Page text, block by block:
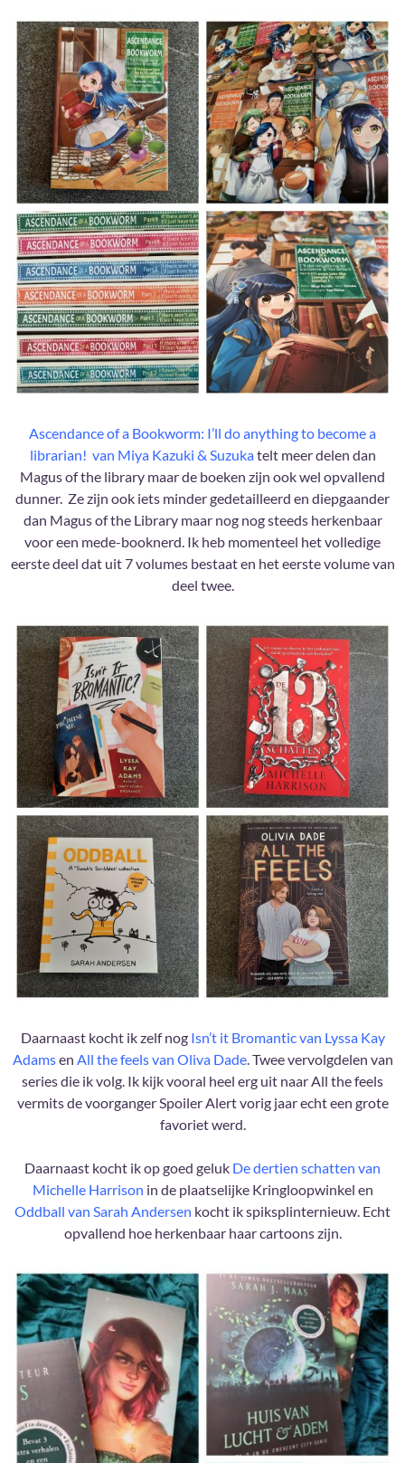
Ascendance of a Bookworm: I’ll do anything to become a
librarian! van Miya Kazuki & Suzukatelt meer delen dan
Magus of the library maar de boeken zijn ook wel opvallend
dunner. Ze zijn ook iets minder gedetailleerd en diepgaander
dan Magus of the Library maar nog nog steeds herkenbaar
voor een mede-booknerd. Ik heb momenteel het volledige
eerste deel dat uit 7 volumes bestaat en het eerste volume van
deel twee.
Daarnaast kocht ik zelf nog Isn’t it Bromantic van Lyssa Kay
Adamsen All the feels van Oliva Dade. Twee vervolgdelen van
series die ik volg. Ik kijk vooral heel erg uit naar All the feels
vermits de voorganger Spoiler Alert vorig jaar echt een grote
favoriet werd.
Daarnaast kocht ik op goed geluk De dertien schatten van
Michelle Harrison in de plaatselijke Kringloopwinkel en
Oddball van Sarah Andersen kocht ik spiksplinternieuw. Echt
opvallend hoe herkenbaar haar cartoons zijn.